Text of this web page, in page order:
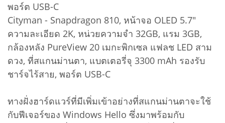
พอร์ต USB-C
Cityman - Snapdragon 810, หน้าจอ OLED 5.7"
ความละเอียด 2K, หน่วยความจำ 32GB, แรม 3GB,
กล้องหลัง PureView 20 เมกะพิกเซล แฟลช LED สาม
ดวง, ที่สแกนม่านตา, แบตเตอรี่จุ 3300 mAh รองรับ
ชาร์จไร้สาย, พอร์ต USB-C
ทางฝั่งฮาร์ดแวร์ที่มีเพิ่มเข้าอย่างที่สแกนม่านตาจะใช้
กับฟีเจอร์ของ Windows Hello ซึ่งมาพร้อมกับ